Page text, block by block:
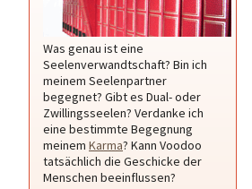
Was genau ist eine
Seelenverwandtschaft? Bin ich
meinem Seelenpartner
begegnet? Gibt es Dual- oder
Zwillingsseelen? Verdanke ich
eine bestimmte Begegnung
meinem Karma? Kann Voodoo
tatsächlich die Geschicke der
Menschen beeinflussen?